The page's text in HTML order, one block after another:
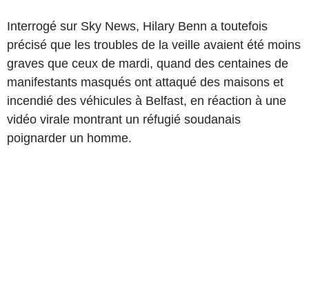
Interrogé sur Sky News, Hilary Benn a toutefois
précisé que les troubles de la veille avaient été moins
graves que ceux de mardi, quand des centaines de
manifestants masqués ont attaqué des maisons et
incendié des véhicules à Belfast, en réaction à une
vidéo virale montrant un réfugié soudanais
poignarder un homme.